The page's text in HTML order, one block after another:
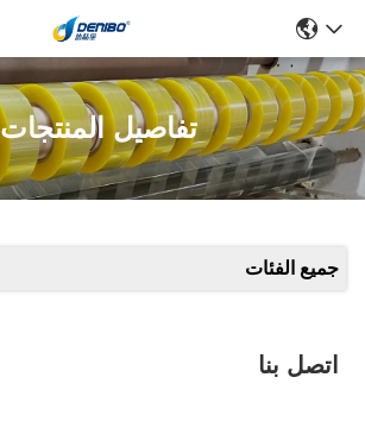
تفاصيل المنتجات
جميع الفئات
اتصل بنا